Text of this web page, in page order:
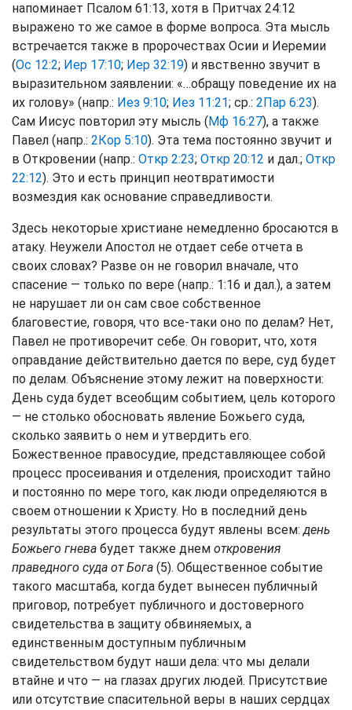
напоминает Псалом 61:13, хотя в Притчах 24:12
выражено то же самое в форме вопроса. Эта мысль
встречается также в пророчествах Осии и Иеремии
(Ос 12:2; Иер 17:10; Иер 32:19) и явственно звучит в
выразительном заявлении: «…обращу поведение их на
их голову» (напр.: Иез 9:10; Иез 11:21; ср.: 2Пар 6:23).
Сам Иисус повторил эту мысль (Мф 16:27), а также
Павел (напр.: 2Кор 5:10). Эта тема постоянно звучит и
в Откровении (напр.: Откр 2:23; Откр 20:12 и дал.; Откр
22:12). Это и есть принцип неотвратимости
возмездия как основание справедливости.
Здесь некоторые христиане немедленно бросаются в
атаку. Неужели Апостол не отдает себе отчета в
своих словах? Разве он не говорил вначале, что
спасение — только по вере (напр.: 1:16 и дал.), а затем
не нарушает ли он сам свое собственное
благовестие, говоря, что все-таки оно по делам? Нет,
Павел не противоречит себе. Он говорит, что, хотя
оправдание действительно дается по вере, суд будет
по делам. Объяснение этому лежит на поверхности:
День суда будет всеобщим событием, цель которого
— не столько обосновать явление Божьего суда,
сколько заявить о нем и утвердить его.
Божественное правосудие, представляющее собой
процесс просеивания и отделения, происходит тайно
и постоянно по мере того, как люди определяются в
своем отношении к Христу. Но в последний день
результаты этого процесса будут явлены всем:день
Божьего гнева будет также днем откровения
праведного суда от Бога (5). Общественное событие
такого масштаба, когда будет вынесен публичный
приговор, потребует публичного и достоверного
свидетельства в защиту обвиняемых, а
единственным доступным публичным
свидетельством будут наши дела: что мы делали
втайне и что — на глазах других людей. Присутствие
или отсутствие спасительной веры в наших сердцах